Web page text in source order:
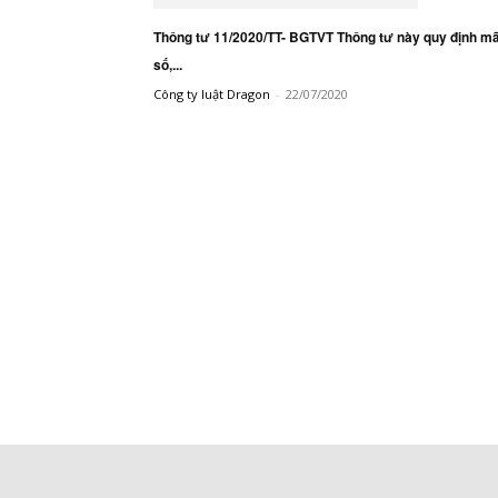
Thông tư 11/2020/TT- BGTVT Thông tư này quy định
số,...
Công ty luật Dragon - 22/07/2020